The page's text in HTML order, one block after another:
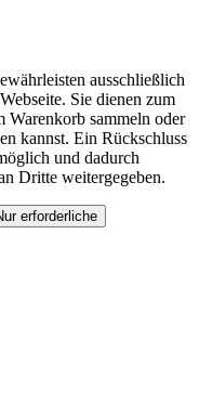
ausschließlich
Sie dienen zum
Warenkorb sammeln oder
kannst. Ein Rückschluss
und dadurch
Dritte weitergegeben.
erforderliche